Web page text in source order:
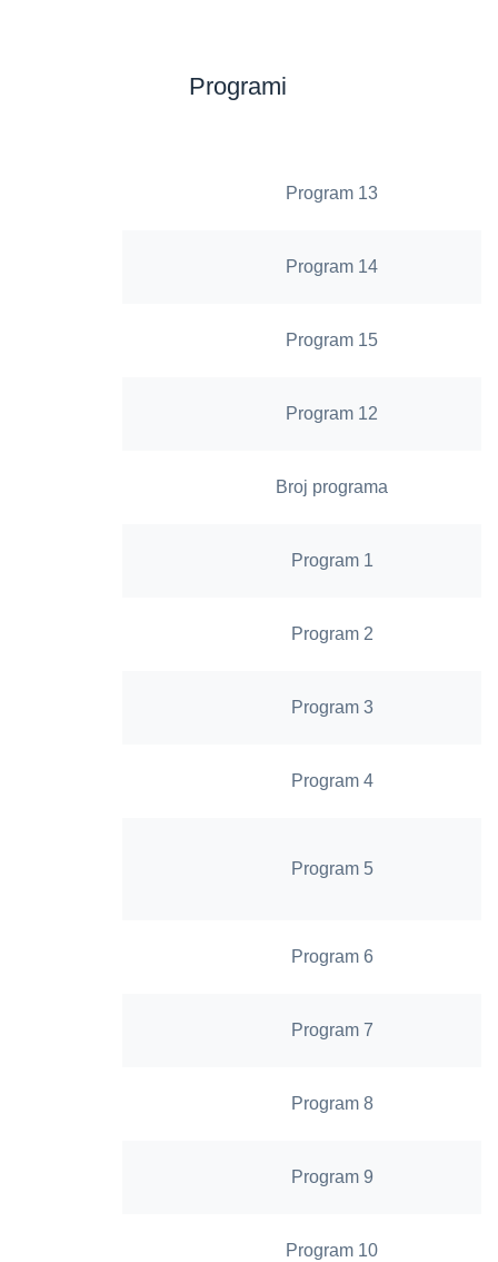
Programi
Program 13
Program 14
Program 15
Program 12
Broj programa
Program 1
Program 2
Program 3
Program 4
Program 5
Program 6
Program 7
Program 8
Program 9
Program 10